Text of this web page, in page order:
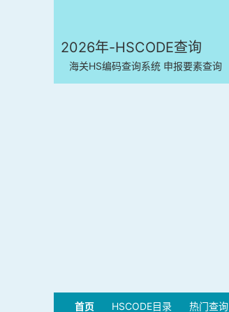
2026年-HSCODE查询
海关HS编码查询系统 申报要素查询
首页 HSCODE目录 热门查询